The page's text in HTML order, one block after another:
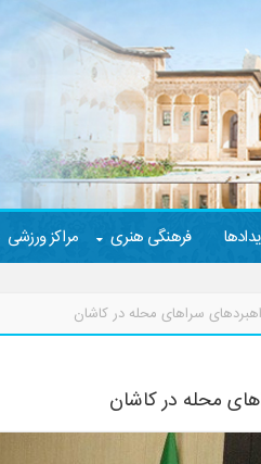
فرهنگی هنری مراکز ورزشی
سراهای محله در کاشان
محله در کاشان